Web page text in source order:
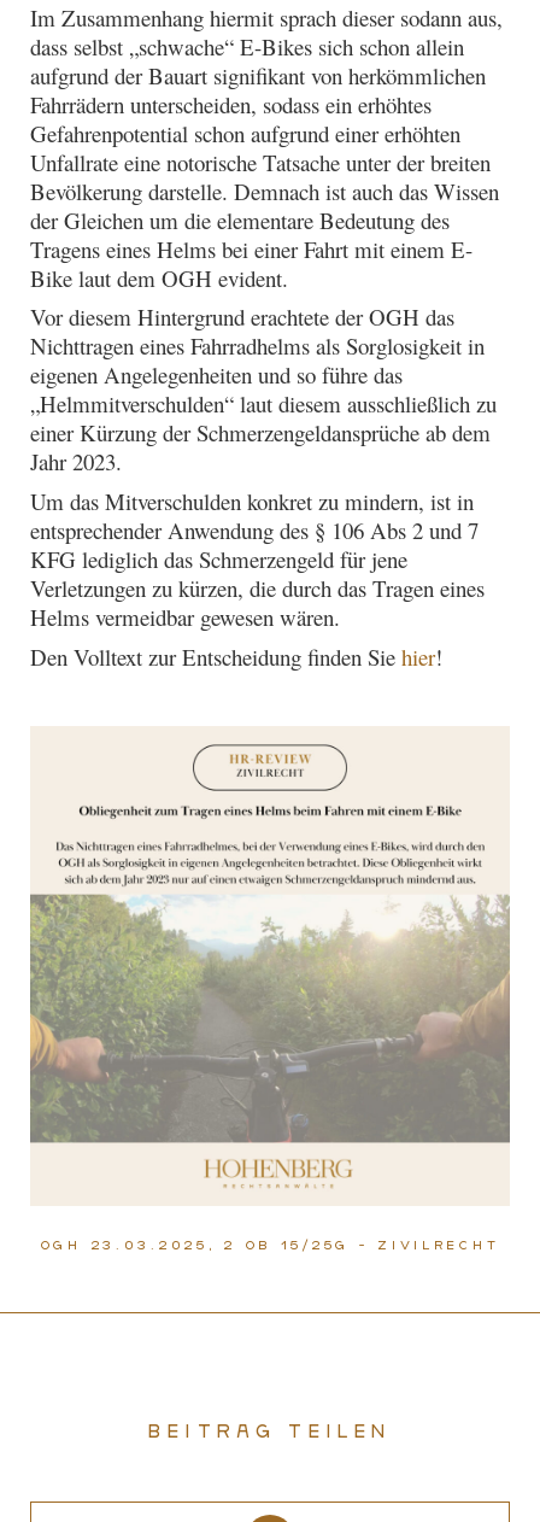
Im Zusammenhang hiermit sprach dieser sodann aus,
dass selbst „schwache“ E-Bikes sich schon allein
aufgrund der Bauart signifikant von herkömmlichen
Fahrrädern unterscheiden, sodass ein erhöhtes
Gefahrenpotential schon aufgrund einer erhöhten
Unfallrate eine notorische Tatsache unter der breiten
Bevölkerung darstelle. Demnach ist auch das Wissen
der Gleichen um die elementare Bedeutung des
Tragens eines Helms bei einer Fahrt mit einem E-
Bike laut dem OGH evident.
Vor diesem Hintergrund erachtete der OGH das
Nichttragen eines Fahrradhelms als Sorglosigkeit in
eigenen Angelegenheiten und so führe das
„Helmmitverschulden“ laut diesem ausschließlich zu
einer Kürzung der Schmerzengeldansprüche ab dem
Jahr 2023.
Um das Mitverschulden konkret zu mindern, ist in
entsprechender Anwendung des § 106 Abs 2 und 7
KFG lediglich das Schmerzengeld für jene
Verletzungen zu kürzen, die durch das Tragen eines
Helms vermeidbar gewesen wären.
Den Volltext zur Entscheidung finden Siehier!
OGH 23.03.2025, 2 Ob 15/25g - Zivilrecht
Beitrag teilen